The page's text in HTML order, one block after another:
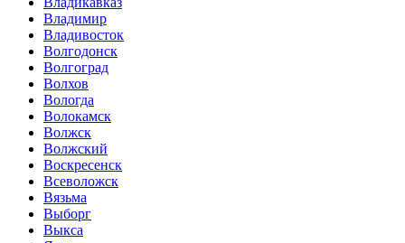
Владимир
Владивосток
Волгодонск
Волгоград
Волхов
Вологда
Волокамск
Волжск
Волжский
Воскресенск
Всеволожск
Вязьма
Выборг
Выкса